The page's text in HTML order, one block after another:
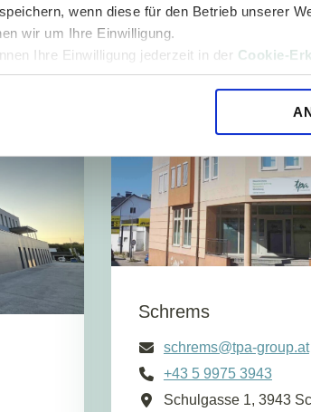
wenn diese für den Betrieb unserer
wir um Ihre Einwilligung.
Ihre Einwilligung jederzeit in der Cookie-
Schrems
schrems@tpa-group.at
+43 5 9975 3943
Schulgasse 1, 3943